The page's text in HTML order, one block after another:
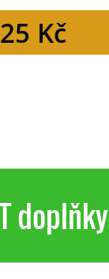
25 Kč
doplňky